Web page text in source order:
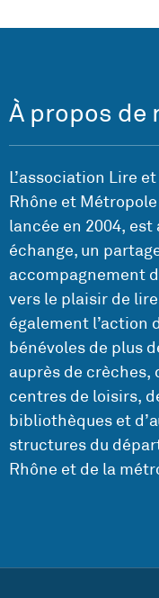
À propos de
L’association Lire
Rhône et Métropole
lancée en 2004,
échange, un
accompagnement
vers le plaisir de
également l’action
bénévoles de plus
auprès de crèches,
centres de loisirs,
bibliothèques et
structures du
Rhône et de la